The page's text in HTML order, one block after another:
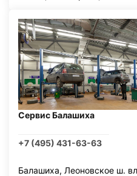
Сервис Балашиха
+7 (495) 431-63-63
Балашиха, Леоновское ш.